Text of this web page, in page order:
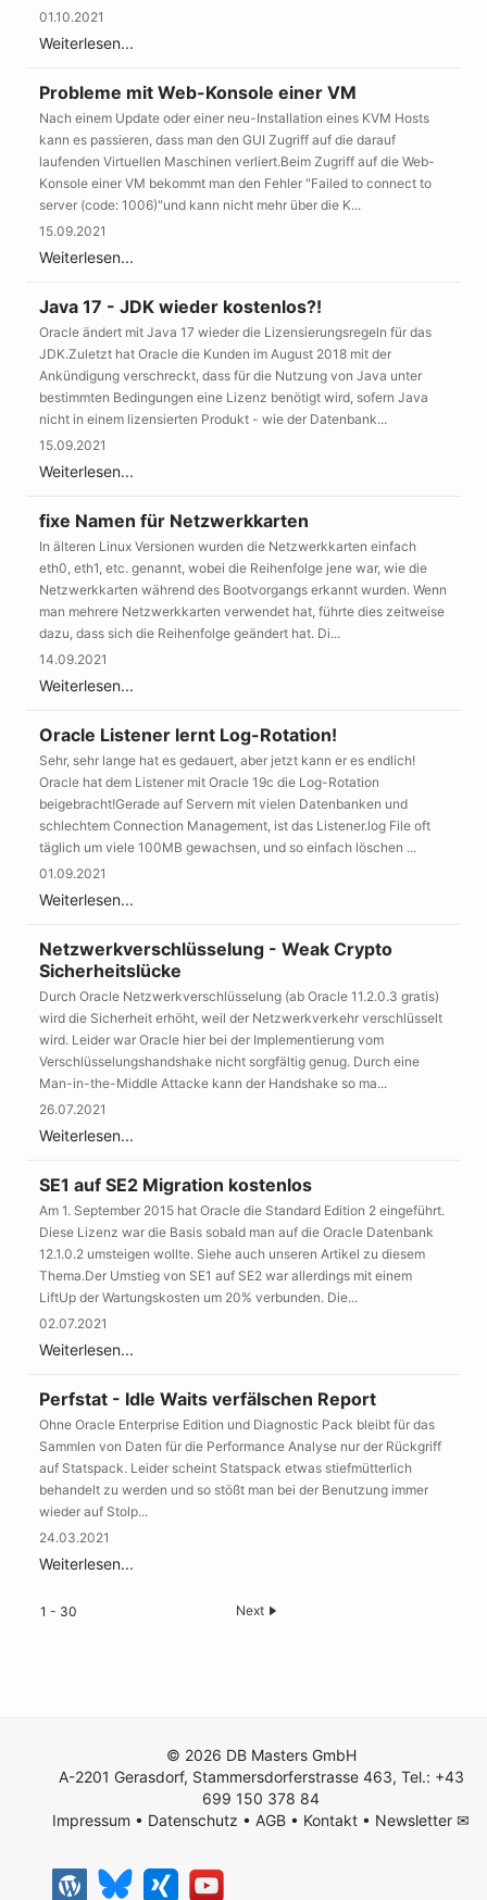
01.10.2021
Weiterlesen...
Probleme mit Web-Konsole einer VM
Nach einem Update oder einer neu-Installation eines KVM Hosts
kann es passieren, dass man den GUI Zugriff auf die darauf
laufenden Virtuellen Maschinen verliert.Beim Zugriff auf die Web-
Konsole einer VM bekommt man den Fehler "Failed to connect to
server (code: 1006)"und kann nicht mehr über die K...
15.09.2021
Weiterlesen...
Java 17 - JDK wieder kostenlos?!
Oracle ändert mit Java 17 wieder die Lizensierungsregeln für das
JDK.Zuletzt hat Oracle die Kunden im August 2018 mit der
Ankündigung verschreckt, dass für die Nutzung von Java unter
bestimmten Bedingungen eine Lizenz benötigt wird, sofern Java
nicht in einem lizensierten Produkt - wie der Datenbank...
15.09.2021
Weiterlesen...
fixe Namen für Netzwerkkarten
In älteren Linux Versionen wurden die Netzwerkkarten einfach
eth0, eth1, etc. genannt, wobei die Reihenfolge jene war, wie die
Netzwerkkarten während des Bootvorgangs erkannt wurden. Wenn
man mehrere Netzwerkkarten verwendet hat, führte dies zeitweise
dazu, dass sich die Reihenfolge geändert hat. Di...
14.09.2021
Weiterlesen...
Oracle Listener lernt Log-Rotation!
Sehr, sehr lange hat es gedauert, aber jetzt kann er es endlich!
Oracle hat dem Listener mit Oracle 19c die Log-Rotation
beigebracht!Gerade auf Servern mit vielen Datenbanken und
schlechtem Connection Management, ist das Listener.log File oft
täglich um viele 100MB gewachsen, und so einfach löschen ...
01.09.2021
Weiterlesen...
Netzwerkverschlüsselung - Weak Crypto
Sicherheitslücke
Durch Oracle Netzwerkverschlüsselung (ab Oracle 11.2.0.3 gratis)
wird die Sicherheit erhöht, weil der Netzwerkverkehr verschlüsselt
wird. Leider war Oracle hier bei der Implementierung vom
Verschlüsselungshandshake nicht sorgfältig genug. Durch eine
Man-in-the-Middle Attacke kann der Handshake so ma...
26.07.2021
Weiterlesen...
SE1 auf SE2 Migration kostenlos
Am 1. September 2015 hat Oracle die Standard Edition 2 eingeführt.
Diese Lizenz war die Basis sobald man auf die Oracle Datenbank
12.1.0.2 umsteigen wollte. Siehe auch unseren Artikel zu diesem
Thema.Der Umstieg von SE1 auf SE2 war allerdings mit einem
LiftUp der Wartungskosten um 20% verbunden. Die...
02.07.2021
Weiterlesen...
Perfstat - Idle Waits verfälschen Report
Ohne Oracle Enterprise Edition und Diagnostic Pack bleibt für das
Sammlen von Daten für die Performance Analyse nur der Rückgriff
auf Statspack. Leider scheint Statspack etwas stiefmütterlich
behandelt zu werden und so stößt man bei der Benutzung immer
wieder auf Stolp...
24.03.2021
Weiterlesen...
1 - 30 Next
© 2026 DB Masters GmbH
A-2201 Gerasdorf, Stammersdorferstrasse 463, Tel.: +43
699 150 378 84
Impressum • Datenschutz • AGB • Kontakt • Newsletter ✉